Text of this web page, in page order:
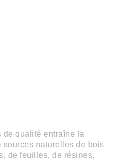
de qualité entraîne la
sources naturelles de bois
de feuilles, de résines,